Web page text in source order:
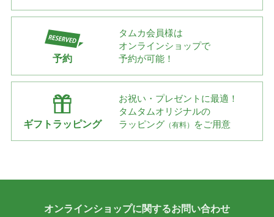
予約
タムカ会員様は
オンラインショップで
予約が可能！
ギフトラッピング
お祝い・プレゼントに最適！
タムタムオリジナルの
ラッピング （有料） をご用意
オンラインショップに関するお問い合わせ